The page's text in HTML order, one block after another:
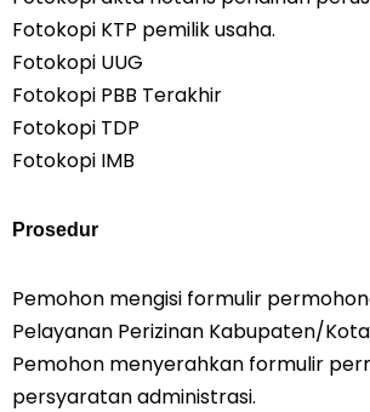
Fotokopi KTP pemilik usaha.
Fotokopi UUG
Fotokopi PBB Terakhir
Fotokopi TDP
Fotokopi IMB
Prosedur
Pemohon mengisi formulir
Pelayanan Perizinan Kabupaten/
Pemohon menyerahkan formulir
persyaratan administrasi.